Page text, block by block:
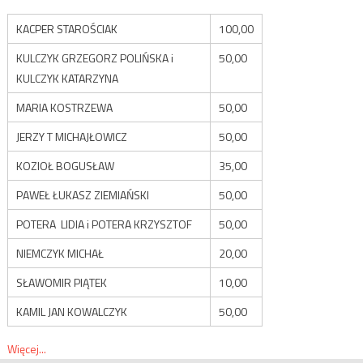
KACPER STAROŚCIAK
100,00
KULCZYK GRZEGORZ POLIŃSKA i
KULCZYK KATARZYNA
50,00
MARIA KOSTRZEWA
50,00
JERZY T MICHAJŁOWICZ
50,00
KOZIOŁ BOGUSŁAW
35,00
PAWEŁ ŁUKASZ ZIEMIAŃSKI
50,00
POTERA LIDIA i POTERA KRZYSZTOF
50,00
NIEMCZYK MICHAŁ
20,00
SŁAWOMIR PIĄTEK
10,00
KAMIL JAN KOWALCZYK
50,00
Więcej...